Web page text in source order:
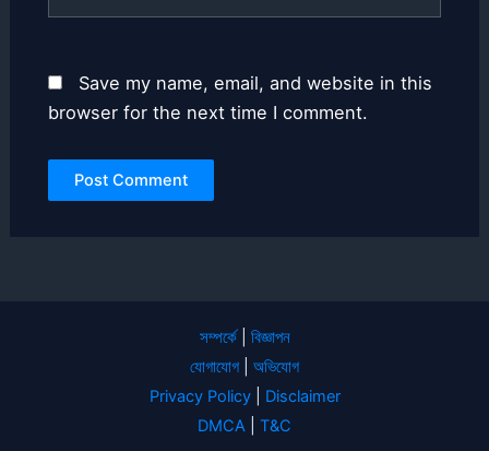
Save my name, email, and website in this
browser for the next time I comment.
সম্পর্কে| বিজ্ঞাপন
যোগাযোগ
অভিযোগ
Privacy Policy| Disclaimer
DMCA
T&C